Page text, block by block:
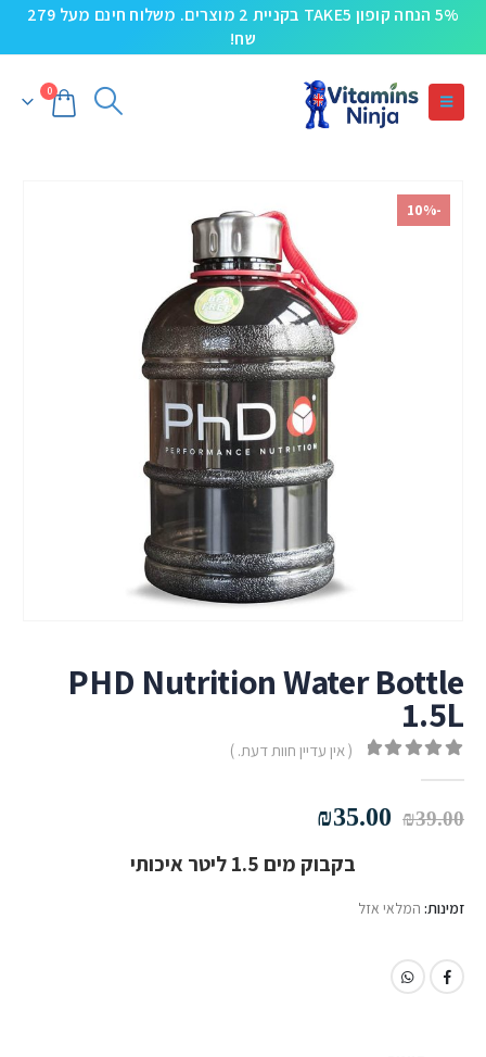
5% הנחה קופון TAKE5 בקניית 2 מוצרים. משלוח חינם מעל 279
שח!
0
-10%
PHD Nutrition Water Bottle
1.5L
( אין עדיין חוות דעת. )
₪39.00
המחיר
היה:
₪35.00
הוא:
בקבוק מים 1.5 ליטר איכותי
זמינות: המלאי אזל